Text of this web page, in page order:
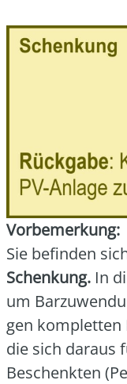
Vor­be­mer­kung:
Sie befin­den
Schen­kung. In
um
gen kom­plet­ten
die sich dar­aus
Beschenk­ten